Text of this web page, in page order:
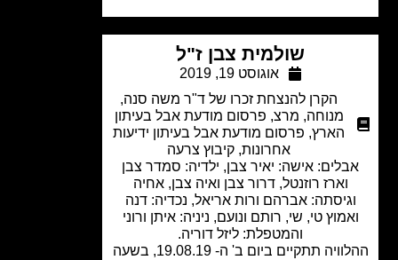
שולמית צבן ז"ל
אוגוסט 19, 2019
הקרן להנצחת זכרו של ד"ר משה סנה,
מנוחה
מרצ,פרסום מודעת אבל בעיתון
הארץ,
פרסום מודעת אבל בעיתון ידיעות
אחרונות,קיבוץ צרעה
אישה: יאיר צבן, ילדיה: סמדר צבן
וארז רוזנטל, דרור צבן ואיה צבן, אחיה
אברהם ורות אריאל, נכדיה: דנה
טי, שי, רותם ונועם, ניניה: איתן ורוני
והמטפלת: ליזל דוריה.
ההלוויה תתקיים ביום ב' ה- 19.08.19, בשעה